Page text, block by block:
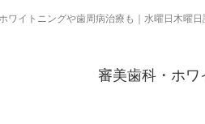
ワイトニングや歯周病治療も｜水曜日木曜
審美歯科・ホ